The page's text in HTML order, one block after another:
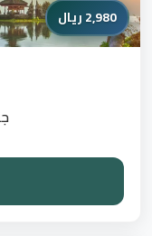
2,980 ريال